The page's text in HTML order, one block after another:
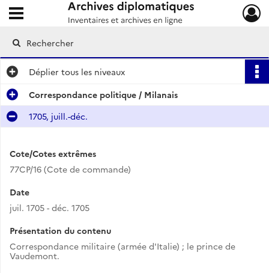
Archives diplomatiques
Ouvrir le menu déroulant
Déplier tous les niveaux
Correspondance politique / Milanais
1705, juill.-déc.
Cote/Cotes extrêmes
77CP/16 (Cote de commande)
Date
juil. 1705 - déc. 1705
Présentation du contenu
Correspondance militaire (armée d'Italie) ; le prince de
Vaudemont.